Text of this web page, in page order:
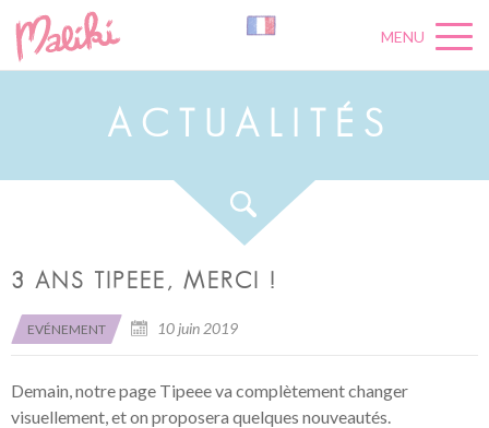
MENU
A C U A L É S
3 ANS TIPEEE, MERCI !
EVÉNEMENT 10 juin 2019
Demain, notre page Tipeee va complètement changer
visuellement, et on proposera quelques nouveautés.